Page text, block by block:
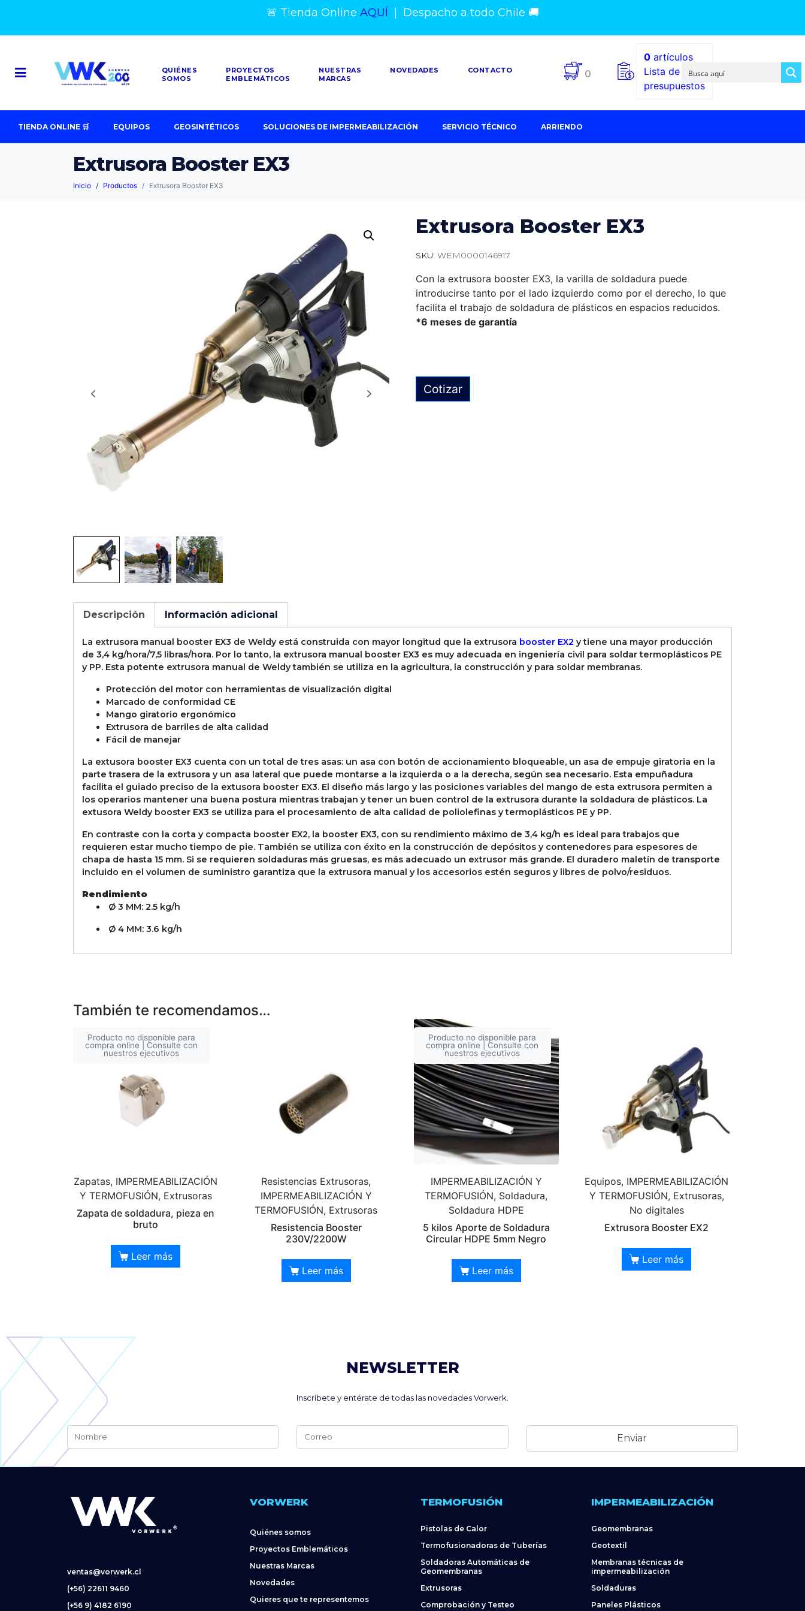
🚨 Tienda Online AQUÍ Despacho a todo Chile 🚚
QUIÉNES
SOMOS
PROYECTOS
EMBLEMÁTICOS
NUESTRAS
MARCAS
NOVEDADES CONTACTO 0
0artículos
Lista de
presupuestos
TIENDA ONLINE 🛒 EQUIPOS GEOSINTÉTICOS SOLUCIONES DE IMPERMEABILIZACIÓN SERVICIO TÉCNICO ARRIENDO
Extrusora Booster EX3
Inicio Productos Extrusora Booster EX3
Extrusora Booster EX3
SKU: WEM0000146917
Con la extrusora booster EX3, la varilla de soldadura puede
introducirse tanto por el lado izquierdo como por el derecho, lo que
facilita el trabajo de soldadura de plásticos en espacios reducidos.
*6 meses de garantía
Cotizar
Descripción Información adicional
La extrusora manual booster EX3 de Weldy está construida con mayor longitud que la extrusora booster EX2 y tiene una mayor producción
de 3,4 kg/hora/7,5 libras/hora. Por lo tanto, la extrusora manual booster EX3 es muy adecuada en ingeniería civil para soldar termoplásticos PE
y PP. Esta potente extrusora manual de Weldy también se utiliza en la agricultura, la construcción y para soldar membranas.
Protección del motor con herramientas de visualización digital
Marcado de conformidad CE
Mango giratorio ergonómico
Extrusora de barriles de alta calidad
Fácil de manejar
La extusora booster EX3 cuenta con un total de tres asas: un asa con botón de accionamiento bloqueable, un asa de empuje giratoria en la
parte trasera de la extrusora y un asa lateral que puede montarse a la izquierda o a la derecha, según sea necesario. Esta empuñadura
facilita el guiado preciso de la extusora booster EX3. El diseño más largo y las posiciones variables del mango de esta extrusora permiten a
los operarios mantener una buena postura mientras trabajan y tener un buen control de la extrusora durante la soldadura de plásticos. La
extusora Weldy booster EX3 se utiliza para el procesamiento de alta calidad de poliolefinas y termoplásticos PE y PP.
En contraste con la corta y compacta booster EX2, la booster EX3, con su rendimiento máximo de 3,4 kg/h es ideal para trabajos que
requieren estar mucho tiempo de pie. También se utiliza con éxito en la construcción de depósitos y contenedores para espesores de
chapa de hasta 15 mm. Si se requieren soldaduras más gruesas, es más adecuado un extrusor más grande. El duradero maletín de transporte
incluido en el volumen de suministro garantiza que la extrusora manual y los accesorios estén seguros y libres de polvo/residuos.
Rendimiento
Ø 3 MM: 2.5 kg/h
Ø 4 MM: 3.6 kg/h
También te recomendamos…
Producto no disponible para
compra online | Consulte con
nuestros ejecutivos
Zapatas, IMPERMEABILIZACIÓN
Y TERMOFUSIÓN, Extrusoras
Zapata de soldadura, pieza en
bruto
Leer más
Resistencias Extrusoras,
IMPERMEABILIZACIÓN Y
TERMOFUSIÓN, Extrusoras
Resistencia Booster
230V/2200W
Leer más
Producto no disponible para
compra online | Consulte con
nuestros ejecutivos
IMPERMEABILIZACIÓN Y
TERMOFUSIÓN, Soldadura,
Soldadura HDPE
5 kilos Aporte de Soldadura
Circular HDPE 5mm Negro
Leer más
Equipos, IMPERMEABILIZACIÓN
Y TERMOFUSIÓN, Extrusoras,
No digitales
Extrusora Booster EX2
Leer más
NEWSLETTER
Inscríbete y entérate de todas las novedades Vorwerk.
Alternative:
ventas@vorwerk.cl
(+56) 22611 9460
(+56 9) 4182 6190
VORWERK
Quiénes somos
Proyectos Emblemáticos
Nuestras Marcas
Novedades
Quieres que te representemos
TERMOFUSIÓN
Pistolas de Calor
Termofusionadoras de Tuberías
Soldadoras Automáticas de
Geomembranas
Extrusoras
Comprobación y Testeo
IMPERMEABILIZACIÓN
Geomembranas
Geotextil
Membranas técnicas de
impermeabilización
Soldaduras
Paneles Plásticos